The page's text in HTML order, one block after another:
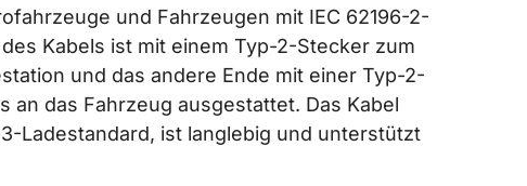
und Fahrzeugen mit IEC 62196-2-
Kabels ist mit einem Typ-2-Stecker zum
und das andere Ende mit einer Typ-2-
an das Fahrzeug ausgestattet. Das Kabel
Ladestandard, ist langlebig und unterstützt